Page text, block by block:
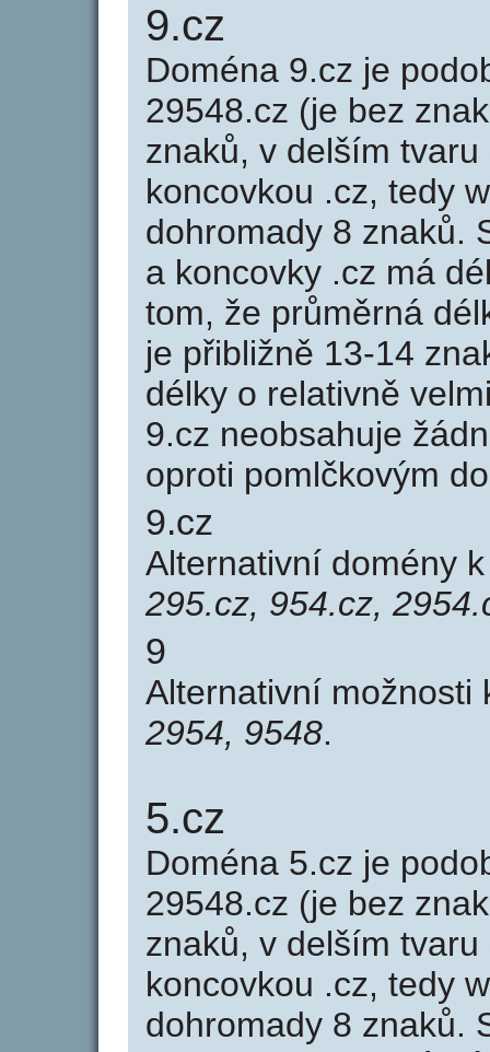
9.cz
Doména 9.cz je
29548.cz (je bez
znaků, v delším
koncovkou .cz, tedy
dohromady 8 znaků.
a koncovky .cz má
tom, že průměrná
je přibližně 13-14
délky o relativně
9.cz neobsahuje
oproti pomlčkovým
9.cz
Alternativní domény
295.cz, 954.cz,
9
Alternativní možnosti
2954, 9548.
5.cz
Doména 5.cz je
29548.cz (je bez
znaků, v delším
koncovkou .cz, tedy
dohromady 8 znaků.